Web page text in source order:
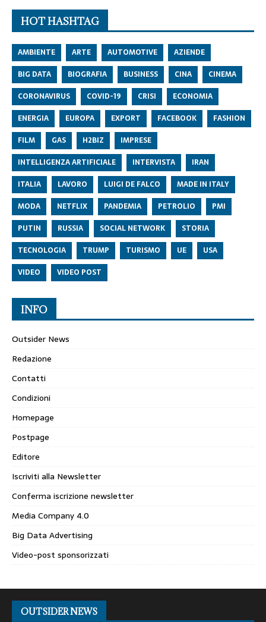
HOT HASHTAG
AMBIENTE ARTE AUTOMOTIVE
AZIENDE
BIG DATA
BIOGRAFIA BUSINESS CINA
CINEMA
CORONAVIRUS
COVID-19 CRISI
ECONOMIA
ENERGIA
EUROPA EXPORT FACEBOOK
FASHION
FILM
GAS H2BIZ
IMPRESE
INTELLIGENZA ARTIFICIALE
INTERVISTA
IRAN
ITALIA
LAVORO LUIGI DE FALCO
MADE IN ITALY
MODA
NETFLIX PANDEMIA PETROLIO
PMI
PUTIN
RUSSIA SOCIAL NETWORK
STORIA
TECNOLOGIA
TRUMP TURISMO UE
USA
VIDEO
VIDEO POST
INFO
Outsider News
Redazione
Contatti
Condizioni
Homepage
Postpage
Editore
Iscriviti alla Newsletter
Conferma iscrizione newsletter
Media Company 4.0
Big Data Advertising
Video-post sponsorizzati
OUTSIDER NEWS